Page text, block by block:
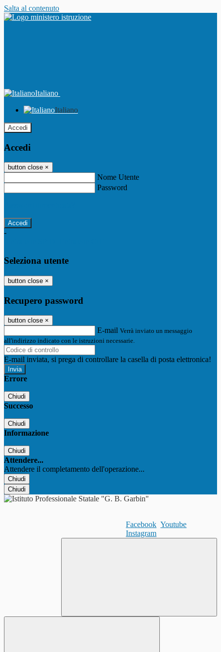
Salta al contenuto
Italiano
Italiano
Accedi
Accedi
button close ×
Nome Utente
Password
-
Seleziona utente
button close ×
Recupero password
button close ×
E-mail Verrà inviato un messaggio
all'indirizzo indicato con le istruzioni necessarie.
E-mail inviata, si prega di controllare la casella di posta elettronica!
Errore
Chiudi
Successo
Chiudi
Informazione
Chiudi
Attendere...
Attendere il completamento dell'operazione...
Chiudi
Chiudi
Facebook Youtube
Instagram